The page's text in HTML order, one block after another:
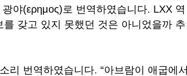
야(ερημος)로 번역하였습니다. LXX 역
갖고 있지 못했던 것은 아니었을까 추
번역하였습니다. “아브람이 애굽에서